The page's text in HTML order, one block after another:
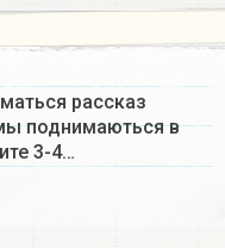
рассказ
поднимаються в
3-4…